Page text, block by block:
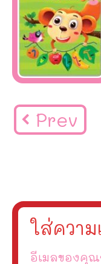
Prev
ใส่ควา
อีเมลของคุ